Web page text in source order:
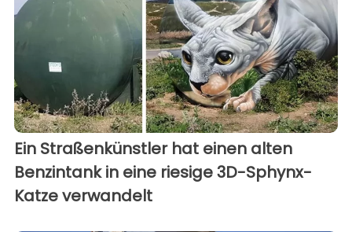
Ein Straßenkünstler hat einen alten
Benzintank in eine riesige 3D-Sphynx-
Katze verwandelt